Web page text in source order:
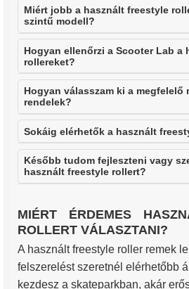
Miért jobb a használt freestyle
szintű modell?
Hogyan ellenőrzi a Scooter Lab a
rollereket?
Hogyan válasszam ki a megfelelő
rendelek?
Sokáig elérhetők a használt
Később tudom fejleszteni vagy
használt freestyle rollert?
MIÉRT ÉRDEMES
ROLLERT VÁLASZTANI?
A használt freestyle roller remek
felszerelést szeretnél elérhetőbb
kezdesz a skateparkban, akár